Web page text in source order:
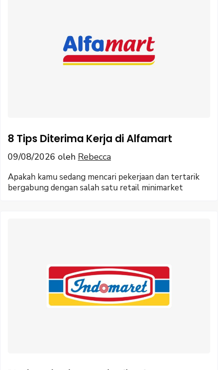
8 Tips Diterima Kerja di Alfamart
09/08/2026 oleh Rebecca
Apakah kamu sedang mencari pekerjaan dan tertarik
bergabung dengan salah satu retail minimarket